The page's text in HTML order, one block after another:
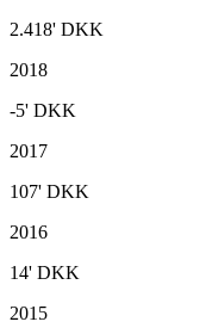
2.418' DKK
2018
-5' DKK
2017
107' DKK
2016
14' DKK
2015